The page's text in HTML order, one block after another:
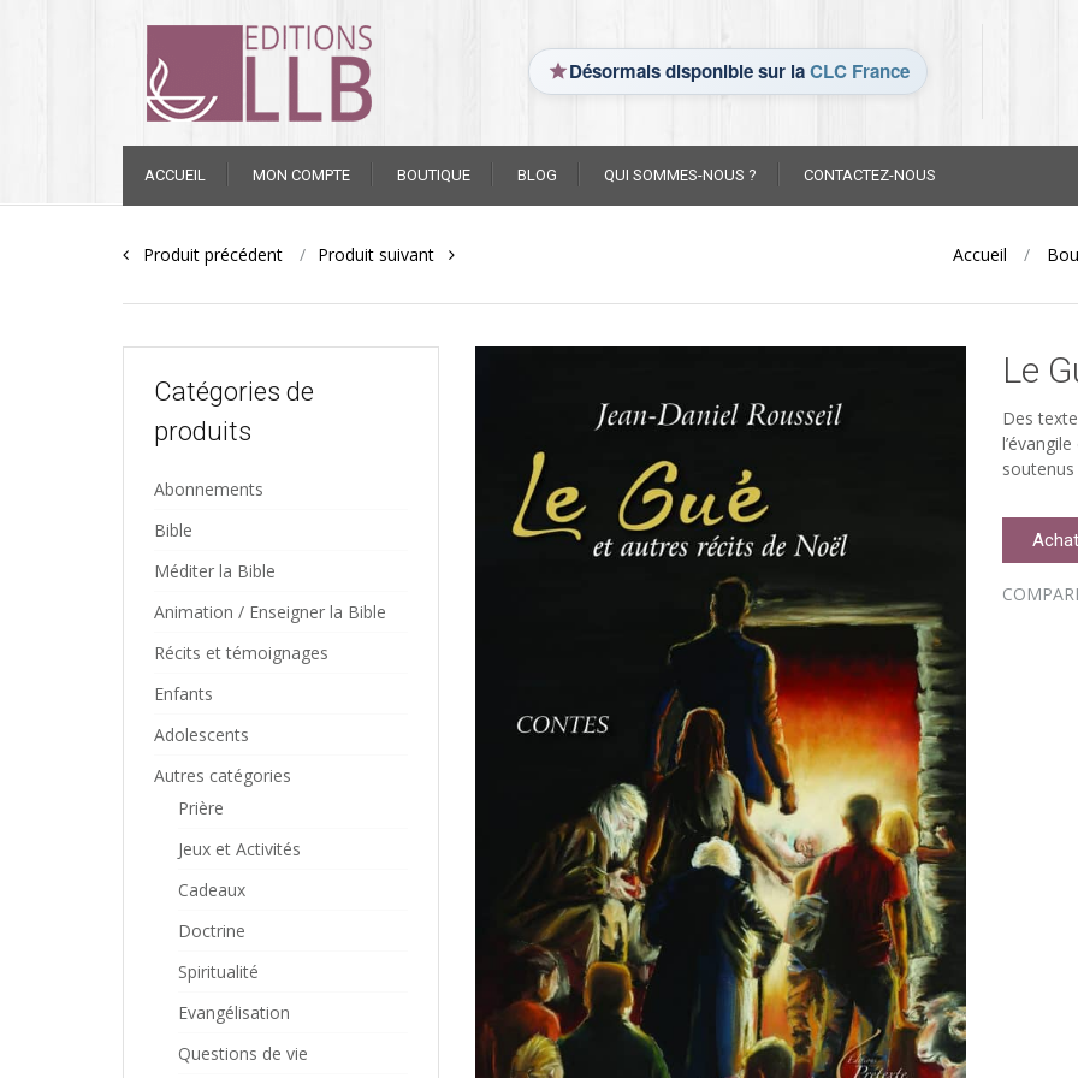
Désormais disponible sur laCLC France
content
ACCUEIL MON COMPTE BOUTIQUE BLOG QUI SOMMES-NOUS ? CONTACTEZ-NOUS
PostProduit précédent Produit suivant Accueil /
Le
Des
Catégories de
produits
Abonnements
Bible
Méditer la Bible
Animation / Enseigner la Bible
Récits et témoignages
Enfants
Adolescents
Autres catégories
Prière
Jeux et Activités
Cadeaux
Doctrine
Spiritualité
Evangélisation
Questions de vie